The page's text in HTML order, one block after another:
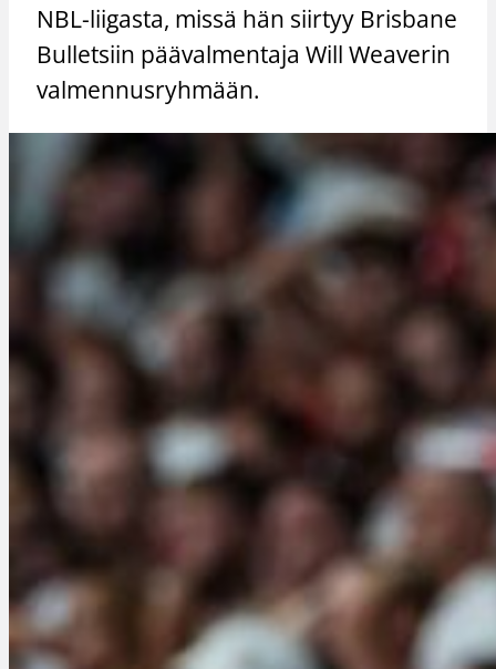
NBL-liigasta, missä hän siirtyy Brisbane
Bulletsiin päävalmentaja Will Weaverin
valmennusryhmään.